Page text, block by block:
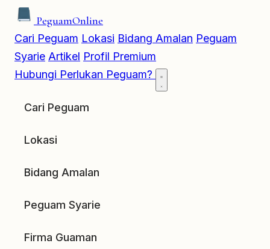
PeguamOnline
Cari Peguam Lokasi Bidang Amalan Peguam
Syarie Artikel Profil Premium
Hubungi Perlukan Peguam?
Cari Peguam
Lokasi
Bidang Amalan
Peguam Syarie
Firma Guaman